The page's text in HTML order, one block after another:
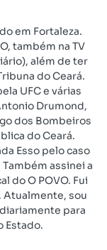
em Fortaleza.
também na TV
além de ter
do Ceará.
UFC e várias
Drumond,
dos Bombeiros
do Ceará.
Esso pelo caso
assinei a
do O POVO. Fui
Atualmente, sou
para
Estado.